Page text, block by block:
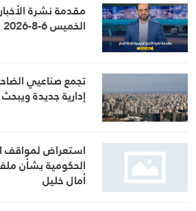
مقدمة نشرة
الخميس 6-8-2026
تجمع صناعيي
إدارية جديدة
استعراض لمواقف
الحكومية بشأن
أمال خليل